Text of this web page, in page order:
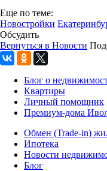
Еще по теме:
Новостройки
Обсудить
Вернуться в Новости
Блог о
Квартиры
Личный помощник
Премиум-дома
Обмен (Trade-in)
Ипотека
Новости
Блог